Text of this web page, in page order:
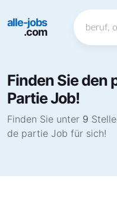
alle-jobs
.com
Finden Sie den
Partie Job!
Finden Sie unter 9
de partie Job für sich!